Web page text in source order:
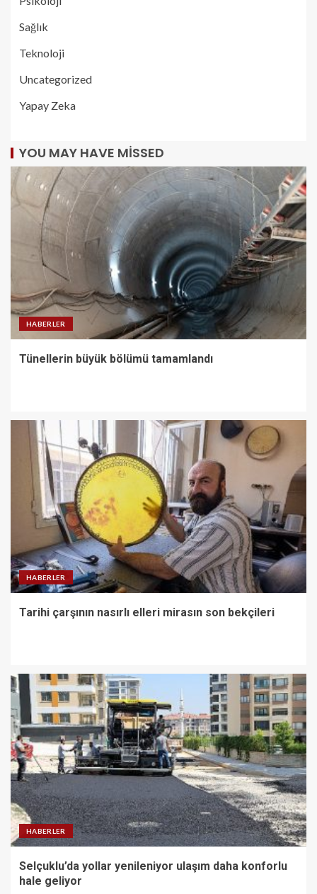
Sağlık
Teknoloji
Uncategorized
Yapay Zeka
YOU MAY HAVE MISSED
HABERLER
Tünellerin büyük bölümü tamamlandı
HABERLER
Tarihi çarşının nasırlı elleri mirasın son bekçileri
HABERLER
Selçuklu’da yollar yenileniyor ulaşım daha konforlu
hale geliyor